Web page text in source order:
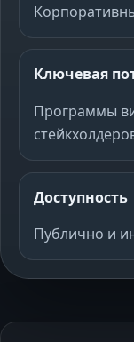
Ключевая
Программы
Доступность
Публично и